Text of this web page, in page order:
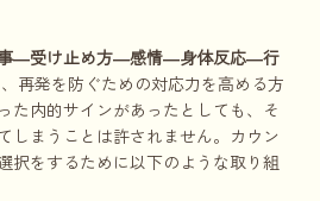
事―受け止め方―感情―身体反応―行
再発を防ぐための対応力を高める方
た内的サインがあったとしても、そ
しまうことは許されません。カウン
択をするために以下のような取り組